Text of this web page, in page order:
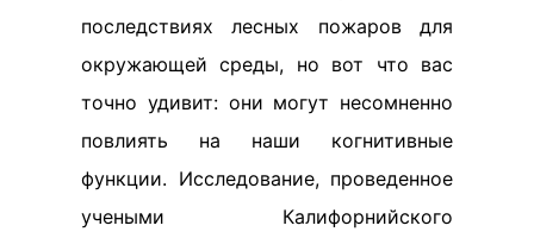
последствиях лесных пожаров для
окружающей среды, но вот что вас
точно удивит: они могут несомненно
повлиять на наши когнитивные
функции. Исследование, проведенное
учеными Калифорнийского